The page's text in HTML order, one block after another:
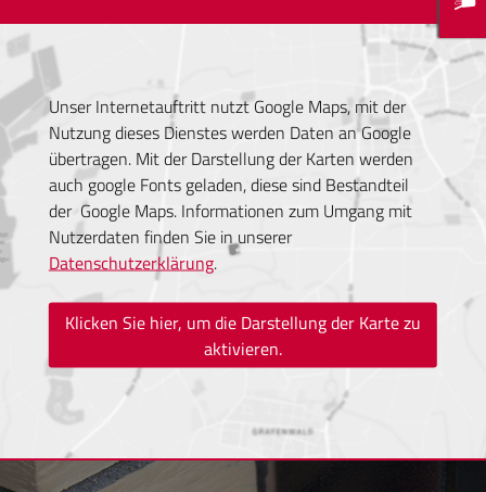
Unser Internetauftritt nutzt Google Maps, mit der
Nutzung dieses Dienstes werden Daten an Google
übertragen. Mit der Darstellung der Karten werden
auch google Fonts geladen, diese sind Bestandteil
der Google Maps. Informationen zum Umgang mit
Nutzerdaten finden Sie in unserer
Datenschutzerklärung.
Klicken Sie hier, um die Darstellung der Karte zu
aktivieren.